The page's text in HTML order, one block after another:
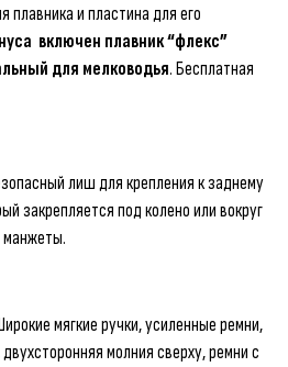
плавника и пластина для его
включен плавник “флекс”
для мелководья. Бесплатная
лиш для крепления к заднему
закрепляется под колено или вокруг
мягкие ручки, усиленные ремни,
молния сверху, ремни с